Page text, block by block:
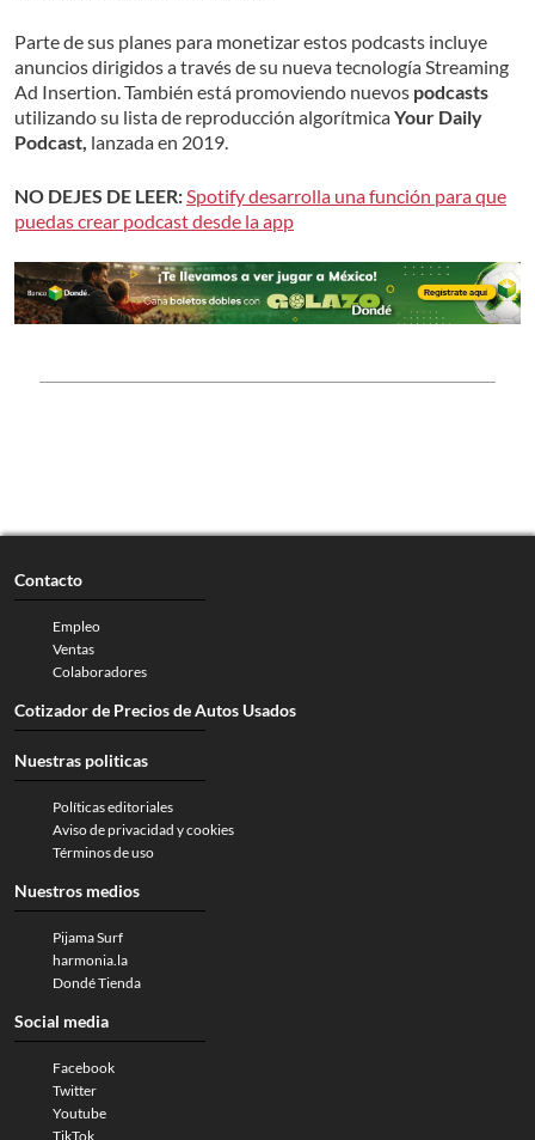
Parte de sus planes para monetizar estos podcasts incluye
anuncios dirigidos a través de su nueva tecnología Streaming
Ad Insertion. También está promoviendo nuevos podcasts
utilizando su lista de reproducción algorítmicaYour Daily
Podcast, lanzada en 2019.
NO DEJES DE LEER: Spotify desarrolla una función para que
puedas crear podcast desde la app
Contacto
Empleo
Ventas
Colaboradores
Cotizador de Precios de Autos Usados
Nuestras politicas
Políticas editoriales
Aviso de privacidad y cookies
Términos de uso
Nuestros medios
Pijama Surf
harmonia.la
Dondé Tienda
Social media
Facebook
Twitter
Youtube
TikTok